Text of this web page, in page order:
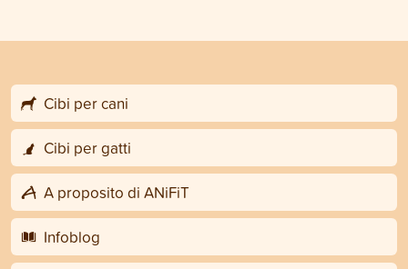
Cibi per cani
Cibi per gatti
A proposito di ANiFiT
Infoblog